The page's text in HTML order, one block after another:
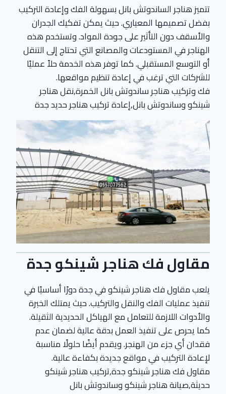
تتميز هناجر الساندوتش بانل بسهولة الفك وإعادة التركيب
بفضل تصميمها المعياري. حيث يمكن تفكيك الجدران
والأسقف دون التأثير على جودة المواد. وتستخدم هذه
الهناجر في المستودعات والمصانع التي تحتاج إلى التنقل
أو التوسع المستقبلي. كما توفر هذه الخدمة حلاً عمليًا
للشركات التي ترغب في إعادة تنظيم مواقعها.
فك وتركيب هناجر ساندوتش بانل الخمرة,نقل هناجر
شينكو وساندوتش بانل,إعادة تركيب هناجر حديد جدة
مقاول فك هناجر شينكو جدة
يلعب مقاول فك هناجر شينكو في جدة دورًا أساسيًا في
تنفيذ عمليات الفك والنقل والتركيب. حيث يمتلك الخبرة
والأدوات اللازمة للتعامل مع الهياكل الحديدية الثقيلة.
كما يحرص على تنفيذ العمل بدقة عالية لضمان عدم
فقدان أي جزء من الهنجر. ويقدم أيضًا حلولًا مناسبة
لإعادة التركيب في مواقع جديدة بكفاءة عالية.
مقاول فك هناجر شينكو جدة,تركيب هناجر شينكو
حديثة,صيانة هناجر شينكو وساندوتش بانل